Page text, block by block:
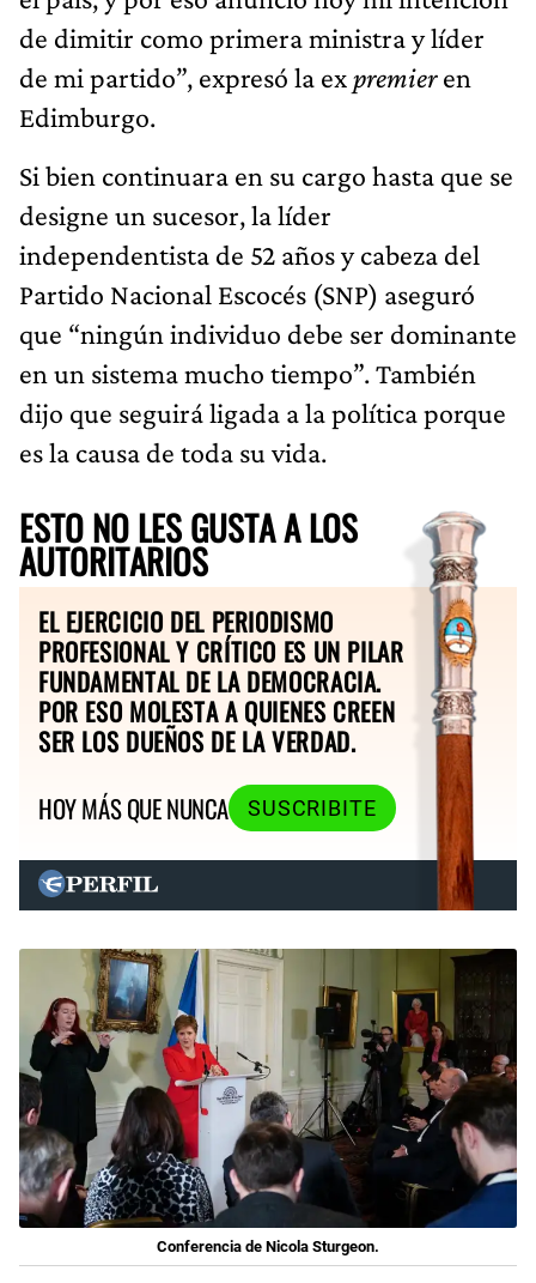
de dimitir como primera ministra y líder
de mi partido”, expresó la expremieren
Edimburgo.
Si bien continuara en su cargo hasta que se
designe un sucesor, la líder
independentista de 52 años y cabeza del
Partido Nacional Escocés (SNP) aseguró
que “ningún individuo debe ser dominante
en un sistema mucho tiempo”. También
dijo que seguirá ligada a la política porque
es la causa de toda su vida.
ESTO NO LES GUSTA A LOS
AUTORITARIOS
EL EJERCICIO DEL PERIODISMO
PROFESIONAL Y CRÍTICO ES UN PILAR
FUNDAMENTAL DE LA DEMOCRACIA.
POR ESO MOLESTA A QUIENES CREEN
SER LOS DUEÑOS DE LA VERDAD.
HOY MÁS QUE NUNCA
SUSCRIBITE
Conferencia de Nicola Sturgeon.